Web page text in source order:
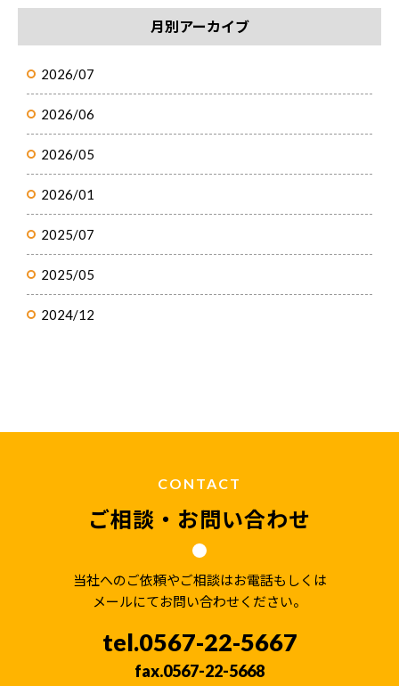
月別アーカイブ
2026/07
2026/06
2026/05
2026/01
2025/07
2025/05
2024/12
CONTACT
ご相談・お問い合わせ
当社へのご依頼やご相談はお電話もしくは
メールにてお問い合わせください。
0567-22-5667
0567-22-5668